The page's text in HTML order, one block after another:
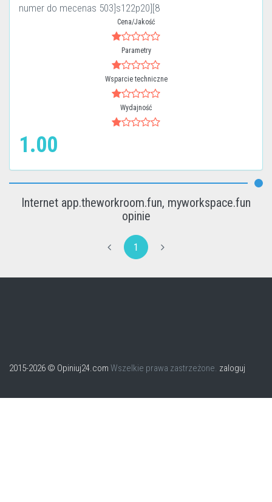
numer do mecenas 503]s122p20][8
Cena/Jakość
Parametry
Wsparcie techniczne
Wydajność
1.00
Internet app.theworkroom.fun, myworkspace.fun
opinie
1
2015-2026 © Opiniuj24.com Wszelkie prawa zastrzeżone. zaloguj